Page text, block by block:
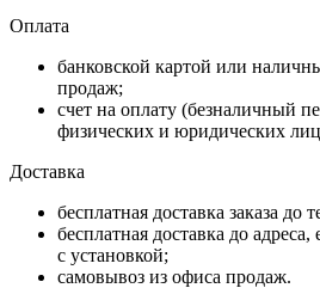
Оплата
банковской картой или
продаж;
счет на оплату (безналичный
физических и юридических
Доставка
бесплатная доставка заказа до
бесплатная доставка до адреса,
с установкой;
самовывоз из офиса продаж.